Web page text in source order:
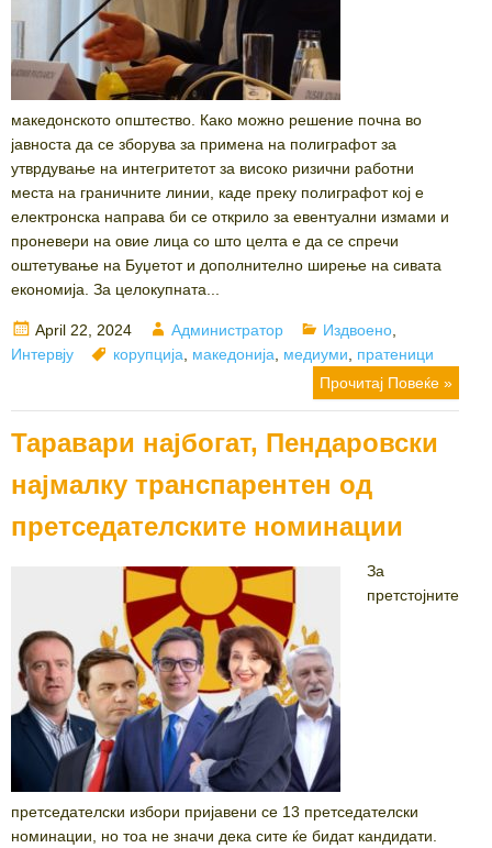
македонското општество. Како можно решение почна во
јавноста да се зборува за примена на полиграфот за
утврдување на интегритетот за високо ризични работни
места на граничните линии, каде преку полиграфот кој е
електронска направа би се открило за евентуални измами и
проневери на овие лица со што целта е да се спречи
оштетување на Буџетот и дополнително ширење на сивата
економија. За целокупната...
Posted
on
April 22, 2024 Author
Администратор Categories
Издвоено
Интервју
Tags
корупција македонија медиуми
пратеници
Прочитај Повеќе »
Таравари најбогат, Пендаровски
најмалку транспарентен од
претседателските номинации
За
претстојните
претседателски избори пријавени се 13 претседателски
номинации, но тоа не значи дека сите ќе бидат кандидати.